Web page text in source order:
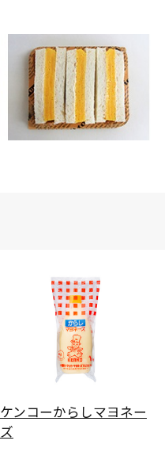
ケンコーからしマヨネー
ズ